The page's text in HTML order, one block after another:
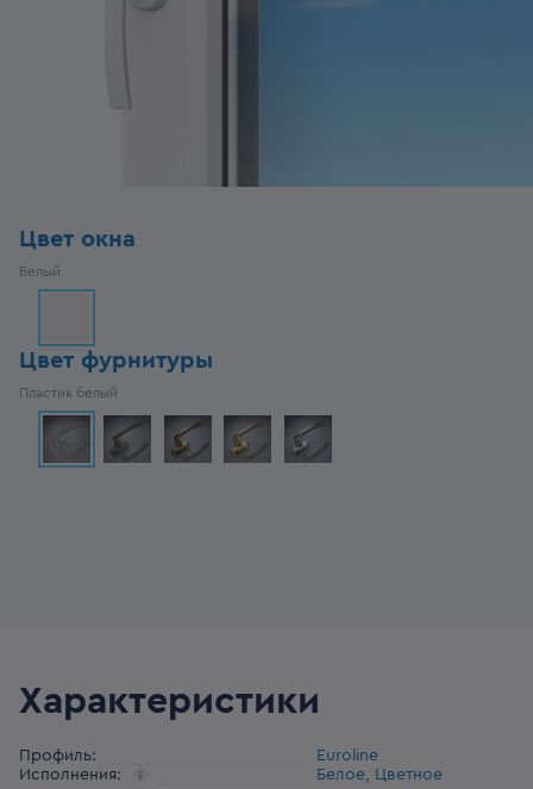
Цвет окна
Белый
Цвет фурнитуры
Пластик белый
Характеристики
Профиль:
Euroline
Исполнения:
Белое, Цветное